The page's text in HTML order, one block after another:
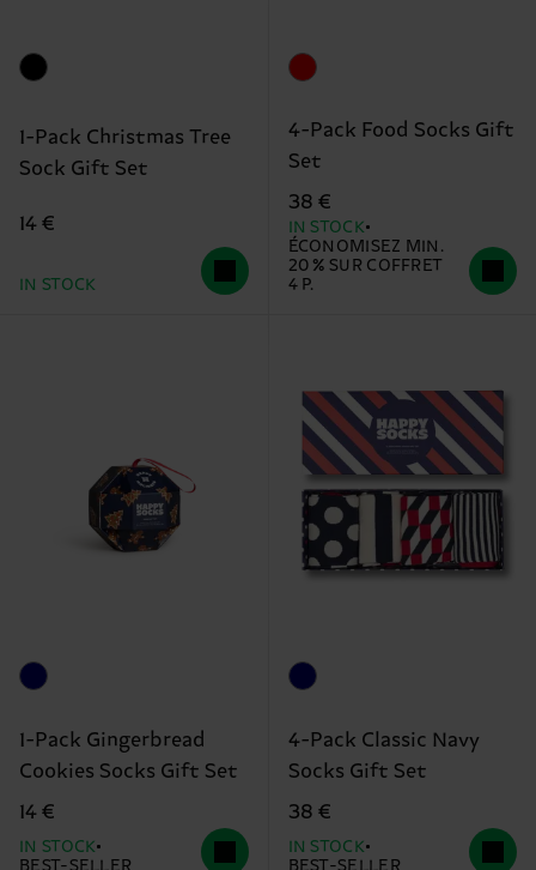
1-Pack Christmas Tree
Sock Gift Set
14 €
IN STOCK
4-Pack Food Socks Gift
Set
38 €
IN STOCK
ÉCONOMISEZ MIN.
20 % SUR COFFRET
4 P.
1-Pack Gingerbread
Cookies Socks Gift Set
14 €
IN STOCK
BEST-SELLER
4-Pack Classic Navy
Socks Gift Set
38 €
IN STOCK
BEST-SELLER